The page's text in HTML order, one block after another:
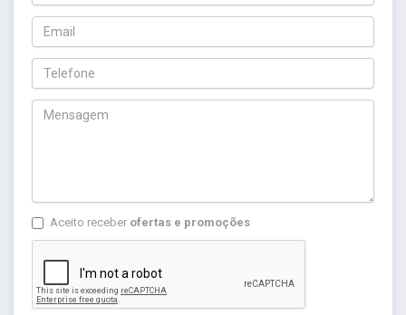
Aceito receber ofertas e promoções